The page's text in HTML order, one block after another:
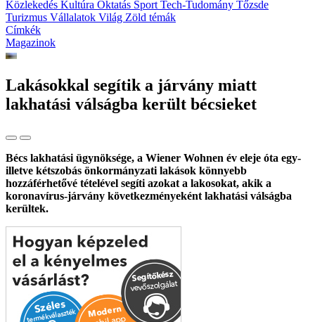
Közlekedés Kultúra Oktatás Sport Tech-Tudomány Tőzsde
Turizmus Vállalatok Világ Zöld témák
Címkék
Magazinok
Lakásokkal segítik a járvány miatt
lakhatási válságba került bécsieket
Bécs lakhatási ügynöksége, a Wiener Wohnen év eleje óta egy-
illetve kétszobás önkormányzati lakások könnyebb
hozzáférhetővé tételével segíti azokat a lakosokat, akik a
koronavírus-járvány következményeként lakhatási válságba
kerültek.